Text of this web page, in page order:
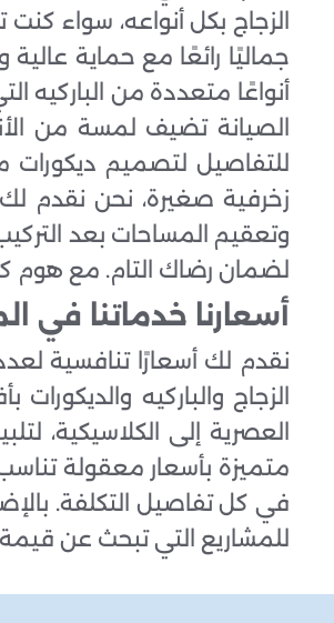
الزجاج بكل أنواعه، سواء
جماليًا رائعًا مع حماية
أنواعًا متعددة من الباركيه
الصيانة تضيف لمسة من
للتفاصيل لتصميم
زخرفية صغيرة، نحن نقدم
وتعقيم المساحات بعد
لضمان رضاك التام. مع هوم
أسعارنا خدماتنا في
نقدم لك أسعارًا تنافسية
الزجاج والباركيه
العصرية إلى الكلاسيكية،
متميزة بأسعار معقولة
في كل تفاصيل التكلفة.
للمشاريع التي تبحث عن قيمة